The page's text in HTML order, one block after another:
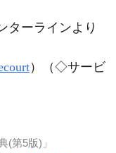
ターラインより
）（◇サービ
(第5版)」